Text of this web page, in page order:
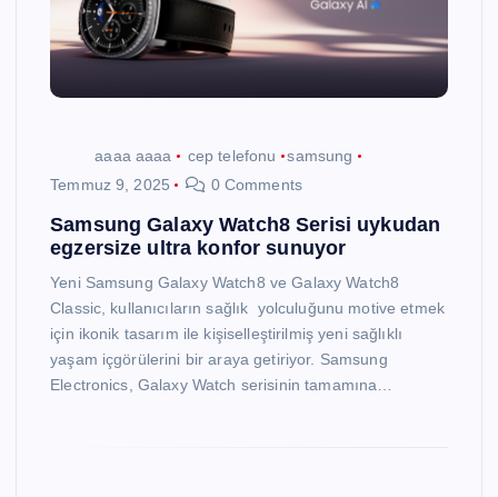
aaaa aaaa cep telefonu
samsung
Temmuz 9, 2025
0 Comments
Samsung Galaxy Watch8 Serisi uykudan
egzersize ultra konfor sunuyor
Yeni Samsung Galaxy Watch8 ve Galaxy Watch8
Classic, kullanıcıların sağlık yolculuğunu motive etmek
için ikonik tasarım ile kişiselleştirilmiş yeni sağlıklı
yaşam içgörülerini bir araya getiriyor. Samsung
Electronics, Galaxy Watch serisinin tamamına…